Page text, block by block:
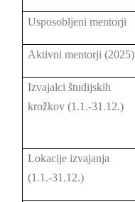
Usposobljeni mentorji
Aktivni mentorji (2025)
Izvajalci študijskih
krožkov (1.1.-31.12.)
Lokacije izvajanja
(1.1.-31.12.)